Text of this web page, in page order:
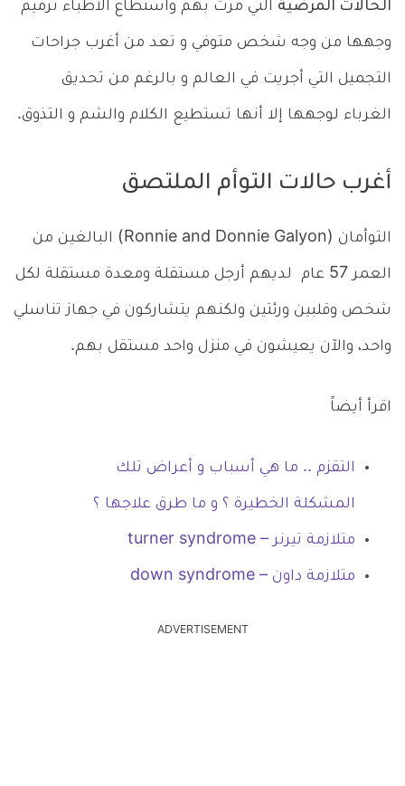
الحالات المرضية التي مرت بهم واستطاع الأطباء ترميم
وجهها من وجه شخص متوفي و تعد من أغرب جراحات
التجميل التي أجريت في العالم و بالرغم من تحديق
الغرباء لوجهها إلا أنها تستطيع الكلام والشم و التذوق.
أغرب حالات التوأم الملتصق
التوأمان (Ronnie and Donnie Galyon) البالغين من
العمر 57 عام لديهم أرجل مستقلة ومعدة مستقلة لكل
شخص وقلبين ورئتين ولكنهم يتشاركون في جهاز تناسلي
واحد، والآن يعيشون في منزل واحد مستقل بهم.
اقرأ أيضاً
التقزم .. ما هي أسباب و أعراض تلك
المشكلة الخطيرة ؟ و ما طرق علاجها ؟
متلازمة تيرنر – turner syndrome
متلازمة داون – down syndrome
ADVERTISEMENT